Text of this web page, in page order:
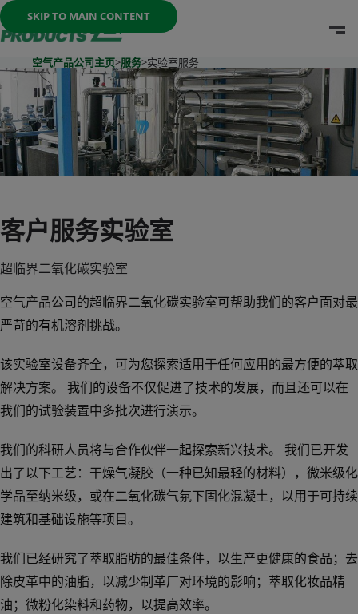
SKIP TO MAIN CONTENT
Once the menu is open you can move between options
空气产品公司主页>服务>实验室服务
客户服务实验室
超临界二氧化碳实验室
空气产品公司的超临界二氧化碳实验室可帮助我们的客户面对最
严苛的有机溶剂挑战。
该实验室设备齐全，可为您探索适用于任何应用的最方便的萃取
解决方案。 我们的设备不仅促进了技术的发展，而且还可以在
我们的试验装置中多批次进行演示。
我们的科研人员将与合作伙伴一起探索新兴技术。 我们已开发
出了以下工艺：干燥气凝胶（一种已知最轻的材料），微米级化
学品至纳米级，或在二氧化碳气氛下固化混凝土，以用于可持续
建筑和基础设施等项目。
我们已经研究了萃取脂肪的最佳条件，以生产更健康的食品；去
除皮革中的油脂，以减少制革厂对环境的影响；萃取化妆品精
油；微粉化染料和药物，以提高效率。